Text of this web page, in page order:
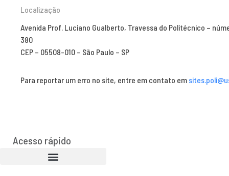
Localização
Avenida Prof. Luciano Gualberto, Travessa do Politécnico –
380
CEP – 05508-010 – São Paulo – SP
Para reportar um erro no site, entre em contato em
Acesso rápido